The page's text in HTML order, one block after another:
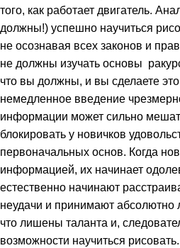
того, как работает двигатель.
должны!) успешно научиться
не осознавая всех законов и
не должны изучать основы
что вы должны, и вы сделаете
немедленное введение
информации может сильно
блокировать у новичков
первоначальных основ. Когда
информацией, их начинает
естественно начинают
неудачи и принимают
что лишены таланта и,
возможности научиться